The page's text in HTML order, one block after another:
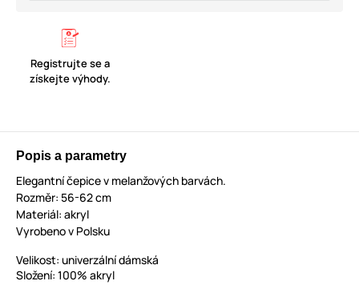
Registrujte se a
získejte výhody.
Popis a parametry
Elegantní čepice v melanžových barvách.
Rozměr: 56-62 cm
Materiál: akryl
Vyrobeno v Polsku
Velikost: univerzální dámská
Složení: 100% akryl